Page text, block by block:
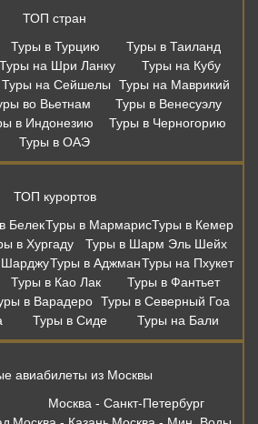
ТОП стран
Туры в Турцию
Туры в Таиланд
Туры на Шри Ланку
Туры на Кубу
Туры на Сейшелы
Туры на Маврикий
во Вьетнам
Туры в Венесуэлу
в Индонезию
Туры в Черногорию
Туры в ОАЭ
ТОП курортов
БелекТуры в МармарисТуры в Кемер
в Хургаду
Туры в Шарм Эль Шейх
Туры в АджманТуры на Пхукет
Туры в Као Лак
Туры в Фантьет
в Варадеро Туры в Северный Гоа
Туры в Сиде Туры на Бали
авиабилеты из Москвы
Москва - Санкт-Петербург